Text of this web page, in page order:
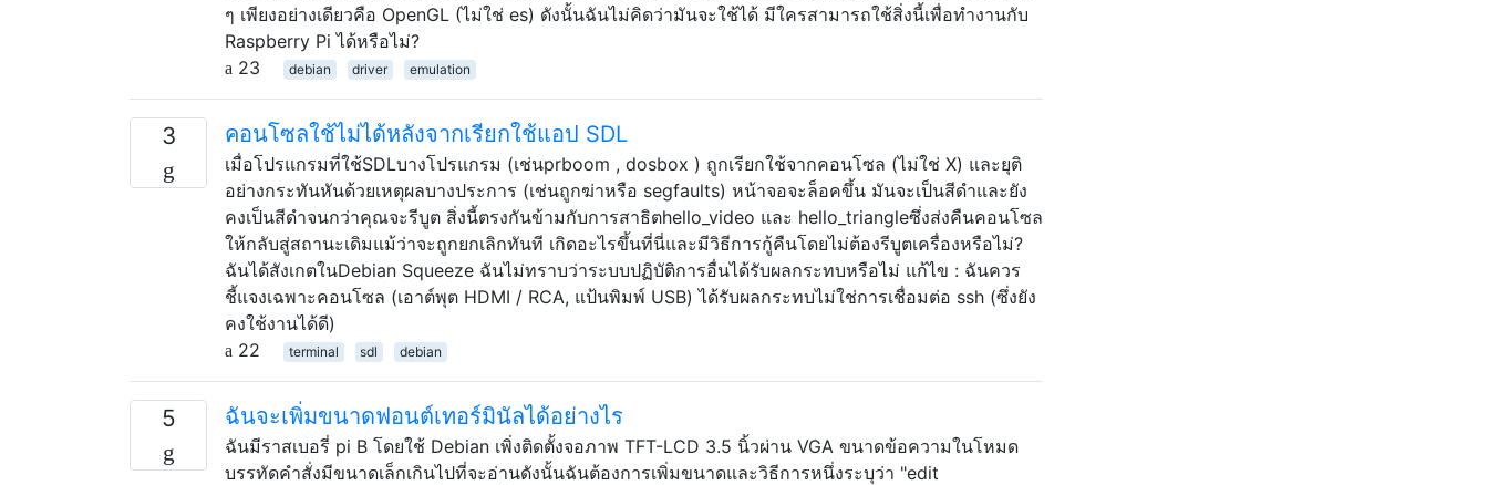
ๆ เพียงอย่างเดียวคือ OpenGL (ไม่ใช่ es) ดังนั้นฉันไม่คิดว่ามันจะใช้ได้ มีใครสามารถใช้สิ่งนี้เพื่อทำงานกับ
Raspberry Pi ได้หรือไม่?
23
debian driver emulation
3 คอนโซลใช้ไม่ได้หลังจากเรียกใช้แอป SDL
เมื่อโปรแกรมที่ใช้SDLบางโปรแกรม (เช่นprboom , dosbox ) ถูกเรียกใช้จากคอนโซล (ไม่ใช่ X) และยุติ
อย่างกระทันหันด้วยเหตุผลบางประการ (เช่นถูกฆ่าหรือ segfaults) หน้าจอจะล็อคขึ้น มันจะเป็นสีดำและยัง
คงเป็นสีดำจนกว่าคุณจะรีบูต สิ่งนี้ตรงกันข้ามกับการสาธิตhello_video และ hello_triangleซึ่งส่งคืนคอนโซล
ให้กลับสู่สถานะเดิมแม้ว่าจะถูกยกเลิกทันที เกิดอะไรขึ้นที่นี่และมีวิธีการกู้คืนโดยไม่ต้องรีบูตเครื่องหรือไม่?
ฉันได้สังเกตในDebian Squeeze ฉันไม่ทราบว่าระบบปฏิบัติการอื่นได้รับผลกระทบหรือไม่ แก้ไข : ฉันควร
ชี้แจงเฉพาะคอนโซล (เอาต์พุต HDMI / RCA, แป้นพิมพ์ USB) ได้รับผลกระทบไม่ใช่การเชื่อมต่อ ssh (ซึ่งยัง
คงใช้งานได้ดี)
22
terminal sdl debian
5 ฉันจะเพิ่มขนาดฟอนต์เทอร์มินัลได้อย่างไร
ฉันมีราสเบอรี่ pi B โดยใช้ Debian เพิ่งติดตั้งจอภาพ TFT-LCD 3.5 นิ้วผ่าน VGA ขนาดข้อความในโหมด
บรรทัดคำสั่งมีขนาดเล็กเกินไปที่จะอ่านดังนั้นฉันต้องการเพิ่มขนาดและวิธีการหนึ่งระบุว่า "edit